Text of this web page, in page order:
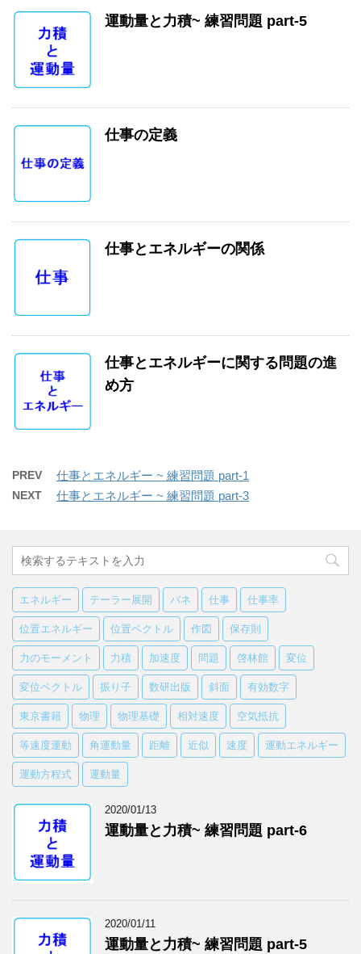
運動量と力積~ 練習問題 part-5
仕事の定義
仕事とエネルギーの関係
仕事とエネルギーに関する問題の進
め方
PREV 仕事とエネルギー ~ 練習問題 part-1
NEXT 仕事とエネルギー ~ 練習問題 part-3
エネルギー テーラー展開 バネ 仕事 仕事率
位置エネルギー 位置ベクトル 作図 保存則
力のモーメント 力積 加速度 問題 啓林館 変位
変位ベクトル 振り子 数研出版 斜面 有効数字
東京書籍 物理 物理基礎 相対速度 空気抵抗
等速度運動 角運動量 距離 近似 速度 運動エネルギー
運動方程式 運動量
2020/01/13
運動量と力積~ 練習問題 part-6
2020/01/11
運動量と力積~ 練習問題 part-5